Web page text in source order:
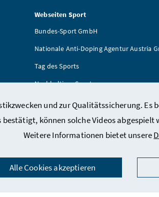
und zur Qualitätssicherung.
können solche Videos abgespielt
Weitere Informationen bietet unsere
Alle Cookies akzeptieren
Webseiten Sport
Bundes-Sport GmbH
Nationale Anti-Doping Agentur Austria
Tag des Sports
Nachhaltiger Sport
Tägliche Bewegungseinheit